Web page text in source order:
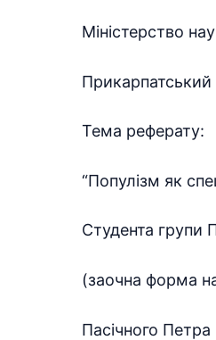
Міністерство
Прикарпатський
Тема реферату:
“Популізм як
Студента групи
(заочна форма
Пасічного